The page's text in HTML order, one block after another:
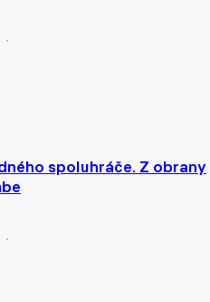
spoluhráče. Z obrany